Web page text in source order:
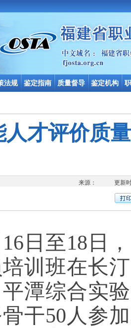
法规 鉴定指南 质量督导 鉴定机构
人才评价质
来源： 更新时
16日至18日
训班在长
潭综合实
干50人参